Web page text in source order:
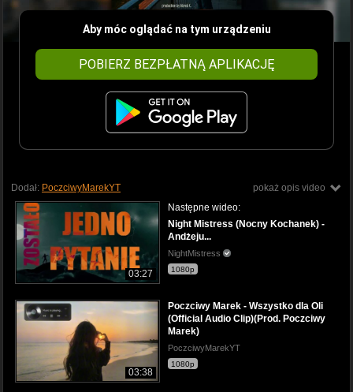
Aby móc oglądać na tym urządzeniu
POBIERZ BEZPŁATNĄ APLIKACJĘ
pokaż opis video
Dodał: PoczciwyMarekYT
03:27
Następne wideo:
Night Mistress (Nocny Kochanek) -
Andżeju...
NightMistress
1080p
03:38
Poczciwy Marek - Wszystko dla Oli
(Official Audio Clip)(Prod. Poczciwy
Marek)
PoczciwyMarekYT
1080p